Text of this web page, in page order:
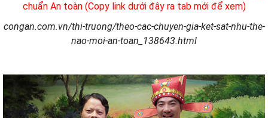
chuẩn An toàn (Copy link dưới đây ra tab mới để xem)
congan.com.vn/thi-truong/theo-cac-chuyen-gia-ket-sat-nhu-the-
nao-moi-an-toan_138643.html